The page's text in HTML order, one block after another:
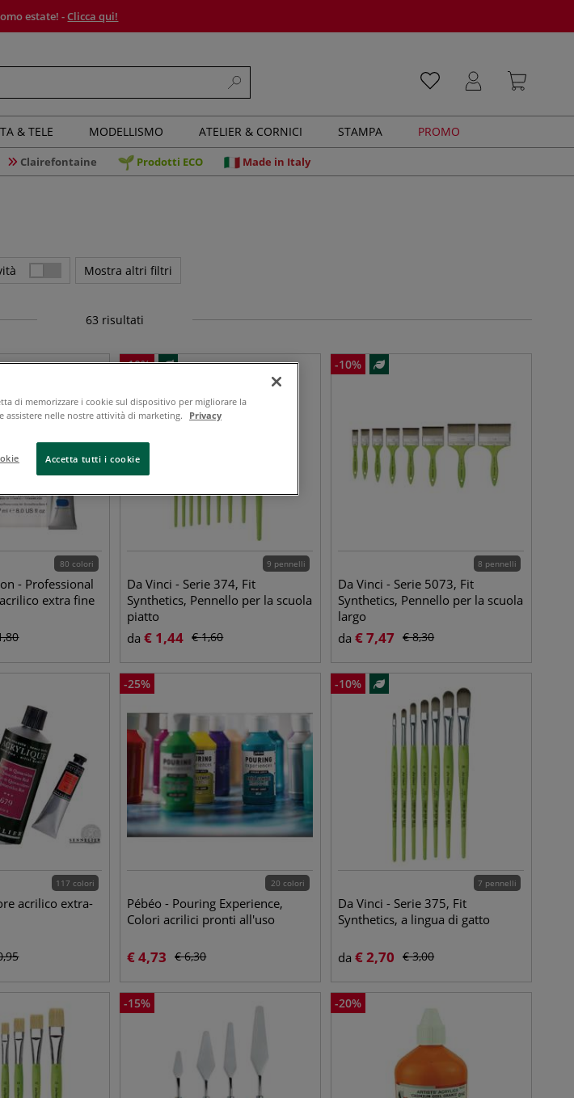
estate! -Clicca qui!
& TELE MODELLISMO ATELIER & CORNICI STAMPA PROMO
Clairefontaine Prodotti ECO Made in Italy
Mostra altri filtri
63 risultati
80 colori
- Professional
extra fine
-10%
9 pennelli
Da Vinci - Serie 374, Fit
Synthetics, Pennello per la scuola
piatto
da € 1,44 €1,60
-10%
8 pennelli
Da Vinci - Serie 5073, Fit
Synthetics, Pennello per la scuola
largo
da €7,47 €8,30
117 colori
acrilico extra-
-25%
20 colori
Pébéo - Pouring Experience,
Colori acrilici pronti all'uso
€4,73 €6,30
-10%
7 pennelli
Da Vinci - Serie 375, Fit
Synthetics, a lingua di gatto
da €2,70 €3,00
-15% -20%
di memorizzare i cookie sul dispositivo per migliorare la
assistere nelle nostre attività di marketing.
Privacy
Accetta tutti i cookie